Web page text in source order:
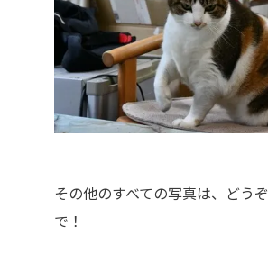
その他のすべての写真は、どうぞ
で！